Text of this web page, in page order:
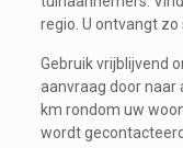
regio. U ontvangt
Gebruik vrijblijvend
aanvraag door naar
km rondom uw
wordt